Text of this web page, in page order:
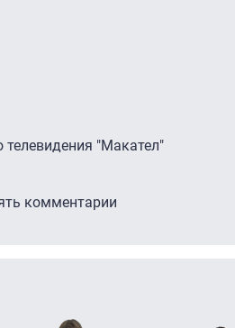
телевидения "Макател"
комментарии